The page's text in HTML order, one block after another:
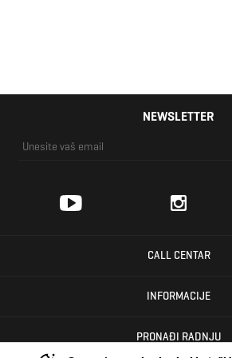
NEWSLETTER
CALL CENTAR
INFORMACIJE
PRONAĐI RADNJU